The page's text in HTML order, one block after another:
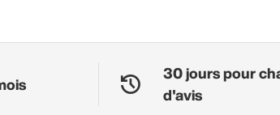
30 jours pour
d'avis